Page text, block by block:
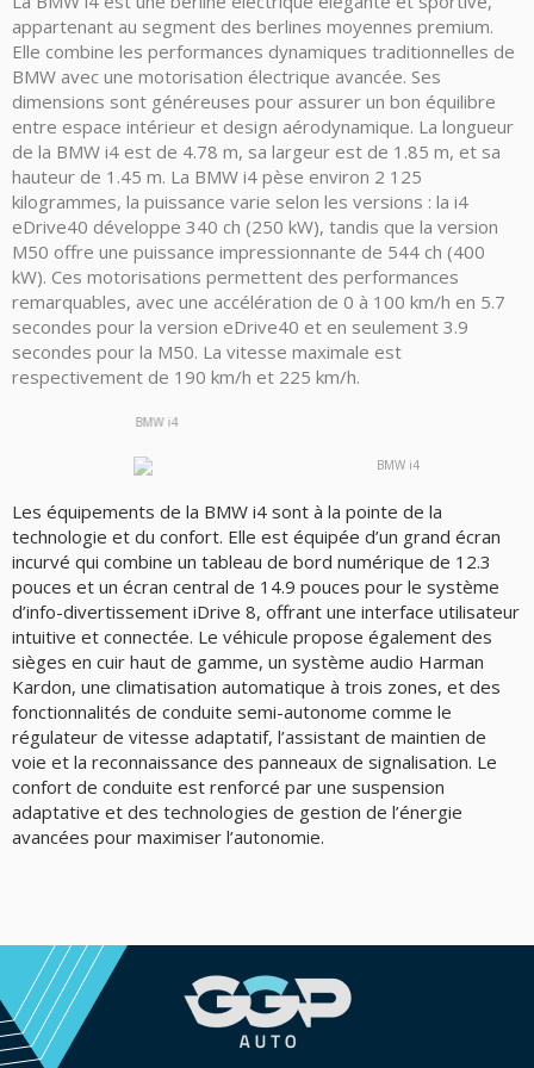
appartenant au segment des berlines moyennes premium.
Elle combine les performances dynamiques traditionnelles de
BMW avec une motorisation électrique avancée. Ses
dimensions sont généreuses pour assurer un bon équilibre
entre espace intérieur et design aérodynamique. La longueur
de la BMW i4 est de 4.78 m, sa largeur est de 1.85 m, et sa
hauteur de 1.45 m. La BMW i4 pèse environ 2 125
kilogrammes, la puissance varie selon les versions : la i4
eDrive40 développe 340 ch (250 kW), tandis que la version
M50 offre une puissance impressionnante de 544 ch (400
kW). Ces motorisations permettent des performances
remarquables, avec une accélération de 0 à 100 km/h en 5.7
secondes pour la version eDrive40 et en seulement 3.9
secondes pour la M50. La vitesse maximale est
respectivement de 190 km/h et 225 km/h.
Les équipements de la BMW i4 sont à la pointe de la
technologie et du confort. Elle est équipée d’un grand écran
incurvé qui combine un tableau de bord numérique de 12.3
pouces et un écran central de 14.9 pouces pour le système
d’info-divertissement iDrive 8, offrant une interface utilisateur
intuitive et connectée. Le véhicule propose également des
sièges en cuir haut de gamme, un système audio Harman
Kardon, une climatisation automatique à trois zones, et des
fonctionnalités de conduite semi-autonome comme le
régulateur de vitesse adaptatif, l’assistant de maintien de
voie et la reconnaissance des panneaux de signalisation. Le
confort de conduite est renforcé par une suspension
adaptative et des technologies de gestion de l’énergie
avancées pour maximiser l’autonomie.